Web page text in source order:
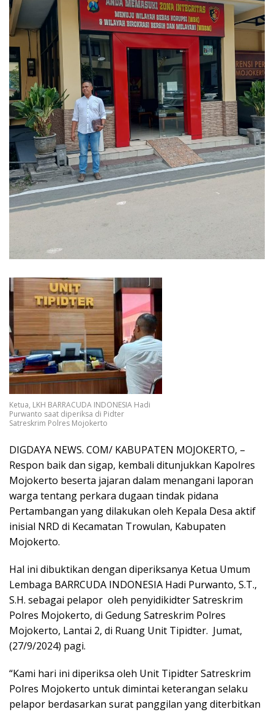
Ketua, LKH BARRACUDA INDONESIA Hadi
Purwanto saat diperiksa di Pidter
Satreskrim Polres Mojokerto
DIGDAYA NEWS. COM/ KABUPATEN MOJOKERTO, –
Respon baik dan sigap, kembali ditunjukkan Kapolres
Mojokerto beserta jajaran dalam menangani laporan
warga tentang perkara dugaan tindak pidana
Pertambangan yang dilakukan oleh Kepala Desa aktif
inisial NRD di Kecamatan Trowulan, Kabupaten
Mojokerto.
Hal ini dibuktikan dengan diperiksanya Ketua Umum
Lembaga BARRCUDA INDONESIA Hadi Purwanto, S.T.,
S.H. sebagai pelapor oleh penyidikidter Satreskrim
Polres Mojokerto, di Gedung Satreskrim Polres
Mojokerto, Lantai 2, di Ruang Unit Tipidter. Jumat,
(27/9/2024) pagi.
“Kami hari ini diperiksa oleh Unit Tipidter Satreskrim
Polres Mojokerto untuk dimintai keterangan selaku
pelapor berdasarkan surat panggilan yang diterbitkan